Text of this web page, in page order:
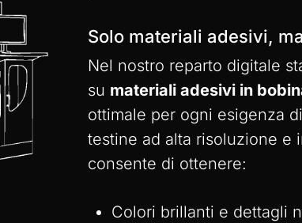
Solo materiali adesivi,
Nel nostro reparto digitale
su materiali adesivi in
ottimale per ogni esigenza
testine ad alta risoluzione e
consente di ottenere:
Colori brillanti e dettagli